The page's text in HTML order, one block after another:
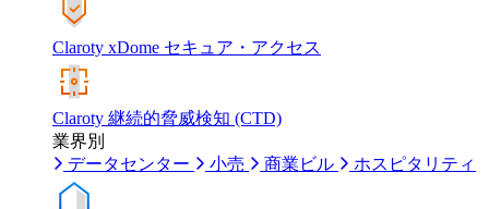
Claroty xDome セキュア・アクセス
Claroty 継続的脅威検知 (CTD)
業界別
データセンター
小売 商業ビル ホスピタリティ